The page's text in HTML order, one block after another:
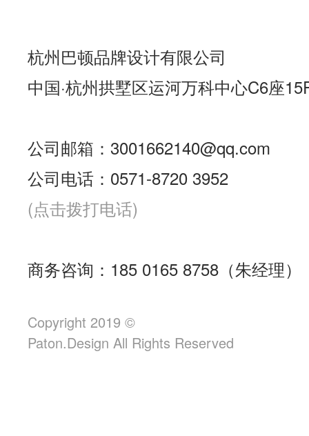
杭州巴顿品牌设计有限公司
中国·杭州拱墅区运河万科中心C6座
公司邮箱：3001662140@qq.com
公司电话：0571-8720 3952
(点击拨打电话)
商务咨询：185 0165 8758（朱经理）
Copyright 2019 ©
Paton.Design All Rights Reserved